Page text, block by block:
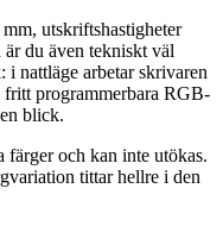
utskriftshastigheter
du även tekniskt väl
nattläge arbetar skrivaren
fritt programmerbara RGB-
blick.
och kan inte utökas.
tittar hellre i den